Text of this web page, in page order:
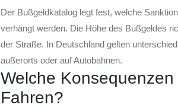
Der Bußgeldkatalog legt fest, welche
verhängt werden. Die Höhe des Bußgeldes
der Straße. In Deutschland gelten
außerorts oder auf Autobahnen.
Welche
Fahren?